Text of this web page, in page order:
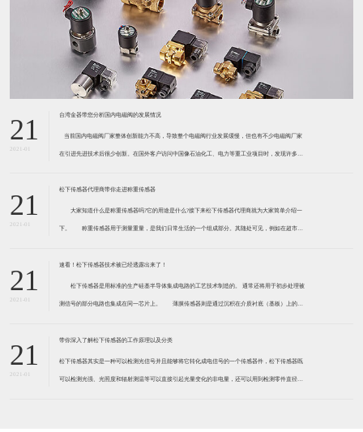
21
2021-01
台湾金器带您分析国内电磁阀的发展情况
​ 当前国内电磁阀厂家整体创新能力不高，导致整个电磁阀行业发展缓慢，但也有不少电磁阀厂家
在引进先进技术后很少创新。在国外客户访问中国像石油化工、电力等重工业项目时，发现许多项
21
2021-01
松下传感器代理商带你走进称重传感器
大家知道什么是称重传感器吗?它的用途是什么?接下来松下传感器代理商就为大家简单介绍一
下。 称重传感器用于测量重量，是我们日常生活的一个组成部分。其随处可见，例如在超市柜
带有应变片的弹性体组成。弹性体通常由钢
21
2021-01
速看！松下传感器技术被已经透露出来了！
松下传感器是用标准的生产硅基半导体集成电路的工艺技术制造的。 通常还将用于初步处理被
测信号的部分电路也集成在同一芯片上。 薄膜传感器则是通过沉积在介质衬底（基板）上的，
器是利用相应材料的浆料，涂覆在陶瓷基片上
21
2021-01
带你深入了解松下传感器的工作原理以及分类
松下传感器其实是一种可以检测光信号并且能够将它转化成电信号的一个传感器件，松下传感器既
可以检测光强、光照度和辐射测温等可以直接引起光量变化的非电量，还可以用到检测零件直径、